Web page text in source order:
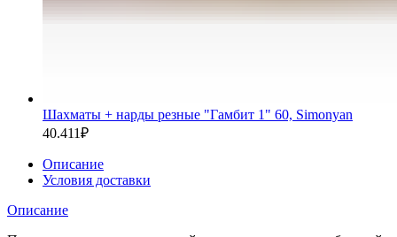
Шахматы + нарды резные "Гамбит 1" 60, Simonyan
40.411₽
Описание
Условия доставки
Описание